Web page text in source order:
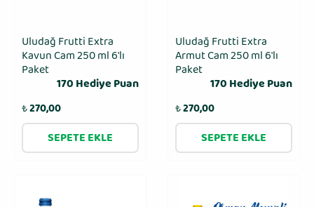
Uludağ Frutti Extra
Kavun Cam 250 ml 6′lı
Paket
170 Hediye Puan
₺270,00
SEPETE EKLE
Uludağ Frutti Extra
Armut Cam 250 ml 6′lı
Paket
170 Hediye Puan
₺270,00
SEPETE EKLE